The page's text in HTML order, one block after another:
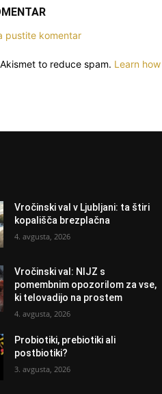
pustite komentar
to reduce spam. Learn
Vročinski val v Ljubljani: ta štiri
kopališča brezplačna
4. avgusta, 2026
Vročinski val: NIJZ s
pomembnim opozorilom za vse,
ki telovadijo na prostem
4. avgusta, 2026
Probiotiki, prebiotiki ali
postbiotiki?
3. avgusta, 2026